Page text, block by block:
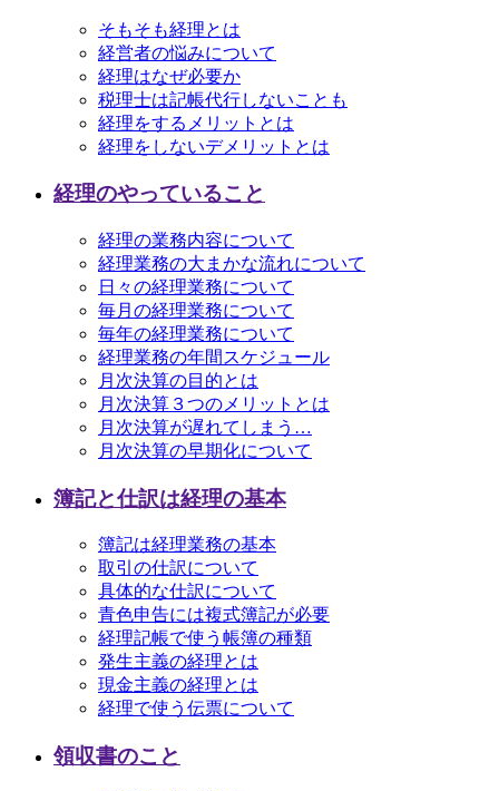
そもそも経理とは
経営者の悩みについて
経理はなぜ必要か
税理士は記帳代行しないことも
経理をするメリットとは
経理をしないデメリットとは
経理のやっていること
経理の業務内容について
経理業務の大まかな流れについて
日々の経理業務について
毎月の経理業務について
毎年の経理業務について
経理業務の年間スケジュール
月次決算の目的とは
月次決算３つのメリットとは
月次決算が遅れてしまう…
月次決算の早期化について
簿記と仕訳は経理の基本
簿記は経理業務の基本
取引の仕訳について
具体的な仕訳について
青色申告には複式簿記が必要
経理記帳で使う帳簿の種類
発生主義の経理とは
現金主義の経理とは
経理で使う伝票について
領収書のこと